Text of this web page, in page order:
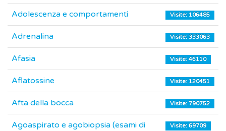
Adolescenza e comportamenti Visite: 106485
Adrenalina Visite: 333063
Afasia Visite: 46110
Aflatossine Visite: 120451
Afta della bocca Visite: 790752
Agoaspirato e agobiopsia (esami di
Visite: 69709